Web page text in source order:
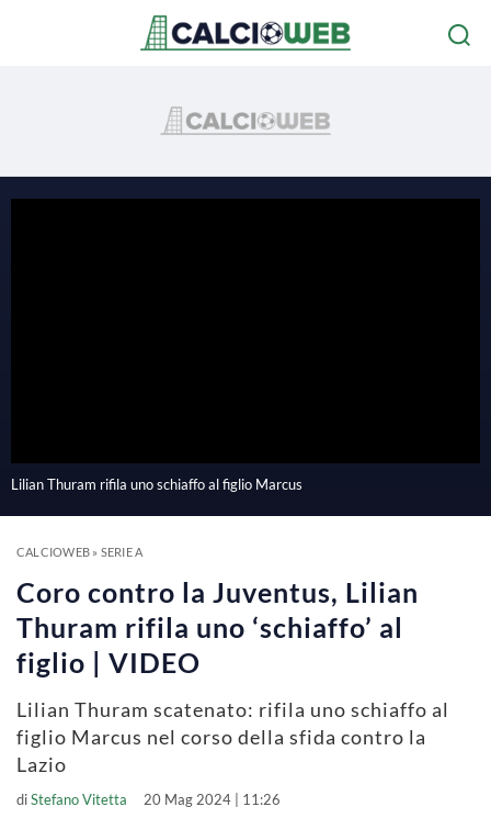
a
V
Lilian Thuram rifila uno schiaffo al figlio Marcus
CALCIOWEB» SERIE A
Coro contro la Juventus, Lilian
Thuram rifila uno ‘schiaffo’ al
figlio | VIDEO
Lilian Thuram scatenato: rifila uno schiaffo al
figlio Marcus nel corso della sfida contro la
Lazio
diStefano Vitetta 20 Mag 2024 | 11:26